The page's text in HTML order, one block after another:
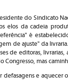
do Sindicato
elos da cadeia
é
de ajuste" da
de editoras,
Congresso, mas
defasagens e aquecer